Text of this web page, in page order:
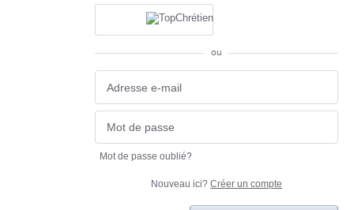
ou
Mot de passe oublié?
Nouveau ici? Créer un compte